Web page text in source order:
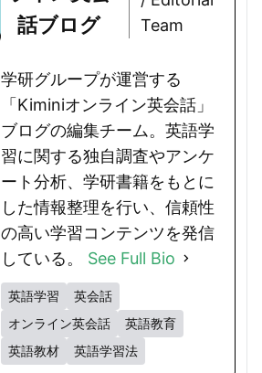
話ブログ
Team
学研グループが運営する
「Kiminiオンライン英会話」
ブログの編集チーム。英語学
習に関する独自調査やアンケ
ート分析、学研書籍をもとに
した情報整理を行い、信頼性
の高い学習コンテンツを発信
している。 See Full Bio
英語学習
英会話
オンライン英会話
英語教育
英語教材
英語学習法